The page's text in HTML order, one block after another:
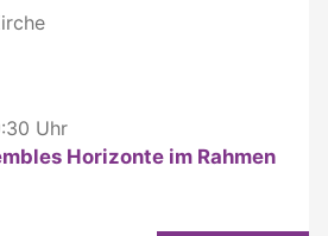
Uhr
Horizonte im Rahmen